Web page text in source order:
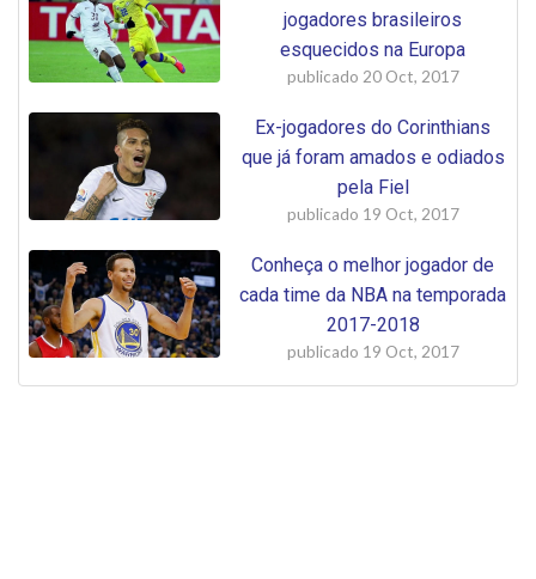
jogadores brasileiros
esquecidos na Europa
publicado 20 Oct, 2017
Ex-jogadores do Corinthians
que já foram amados e odiados
pela Fiel
publicado 19 Oct, 2017
Conheça o melhor jogador de
cada time da NBA na temporada
2017-2018
publicado 19 Oct, 2017